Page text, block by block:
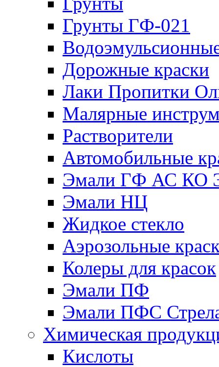
Грунты ГФ-021
Дорожные краски
Лаки Пропитки
Малярные
Растворители
Автомобильные
Эмали ГФ АС КО
Эмали НЦ
Жидкое стекло
Аэрозольные
Колеры для красок
Эмали ПФ
Эмали ПФС
Химическая
Кислоты